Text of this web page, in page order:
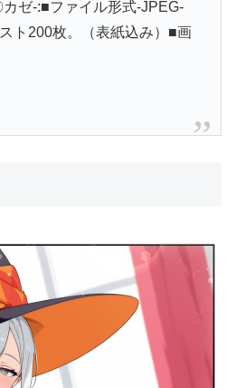
ゼ-:■ファイル形式-JPEG-
ト200枚。（表紙込み）■画